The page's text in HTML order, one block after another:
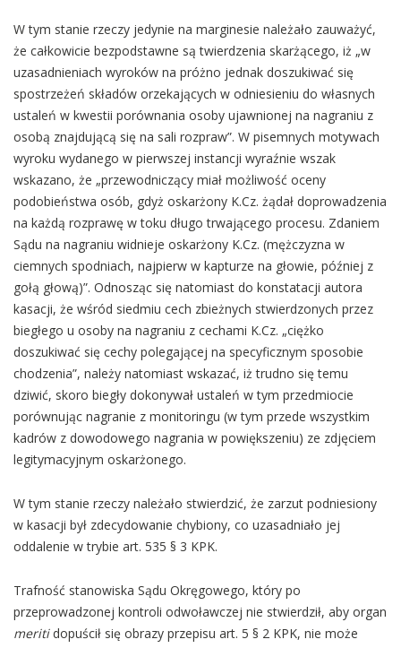
W tym stanie rzeczy jedynie na marginesie należało zauważyć,
że całkowicie bezpodstawne są twierdzenia skarżącego, iż „w
uzasadnieniach wyroków na próżno jednak doszukiwać się
spostrzeżeń składów orzekających w odniesieniu do własnych
ustaleń w kwestii porównania osoby ujawnionej na nagraniu z
osobą znajdującą się na sali rozpraw”. W pisemnych motywach
wyroku wydanego w pierwszej instancji wyraźnie wszak
wskazano, że „przewodniczący miał możliwość oceny
podobieństwa osób, gdyż oskarżony K.Cz. żądał doprowadzenia
na każdą rozprawę w toku długo trwającego procesu. Zdaniem
Sądu na nagraniu widnieje oskarżony K.Cz. (mężczyzna w
ciemnych spodniach, najpierw w kapturze na głowie, później z
gołą głową)”. Odnosząc się natomiast do konstatacji autora
kasacji, że wśród siedmiu cech zbieżnych stwierdzonych przez
biegłego u osoby na nagraniu z cechami K.Cz. „ciężko
doszukiwać się cechy polegającej na specyficznym sposobie
chodzenia”, należy natomiast wskazać, iż trudno się temu
dziwić, skoro biegły dokonywał ustaleń w tym przedmiocie
porównując nagranie z monitoringu (w tym przede wszystkim
kadrów z dowodowego nagrania w powiększeniu) ze zdjęciem
legitymacyjnym oskarżonego.
W tym stanie rzeczy należało stwierdzić, że zarzut podniesiony
w kasacji był zdecydowanie chybiony, co uzasadniało jej
oddalenie w trybie art. 535 § 3 KPK.
Trafność stanowiska Sądu Okręgowego, który po
przeprowadzonej kontroli odwoławczej nie stwierdził, aby organ
meritidopuścił się obrazy przepisu art. 5 § 2 KPK, nie może